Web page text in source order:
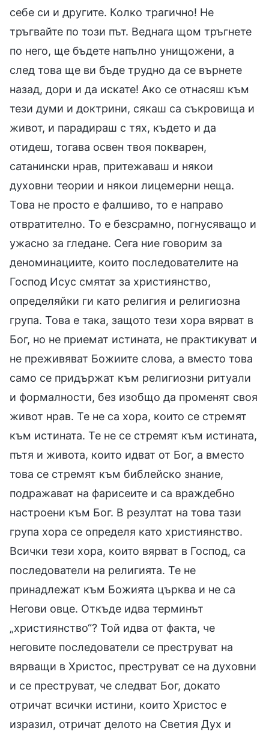
себе си и другите. Колко трагично! Не
тръгвайте по този път. Веднага щом тръгнете
по него, ще бъдете напълно унищожени, а
след това ще ви бъде трудно да се върнете
назад, дори и да искате! Ако се отнасяш към
тези думи и доктрини, сякаш са съкровища и
живот, и парадираш с тях, където и да
отидеш, тогава освен твоя покварен,
сатанински нрав, притежаваш и някои
духовни теории и някои лицемерни неща.
Това не просто е фалшиво, то е направо
отвратително. То е безсрамно, погнусяващо и
ужасно за гледане. Сега ние говорим за
деноминациите, които последователите на
Господ Исус смятат за християнство,
определяйки ги като религия и религиозна
група. Това е така, защото тези хора вярват в
Бог, но не приемат истината, не практикуват и
не преживяват Божиите слова, а вместо това
само се придържат към религиозни ритуали
и формалности, без изобщо да променят своя
живот нрав. Те не са хора, които се стремят
към истината. Те не се стремят към истината,
пътя и живота, които идват от Бог, а вместо
това се стремят към библейско знание,
подражават на фарисеите и са враждебно
настроени към Бог. В резултат на това тази
група хора се определя като християнство.
Всички тези хора, които вярват в Господ, са
последователи на религията. Те не
принадлежат към Божията църква и не са
Негови овце. Откъде идва терминът
„християнство“? Той идва от факта, че
неговите последователи се преструват на
вярващи в Христос, преструват се на духовни
и се преструват, че следват Бог, докато
отричат всички истини, които Христос е
изразил, отричат делото на Светия Дух и